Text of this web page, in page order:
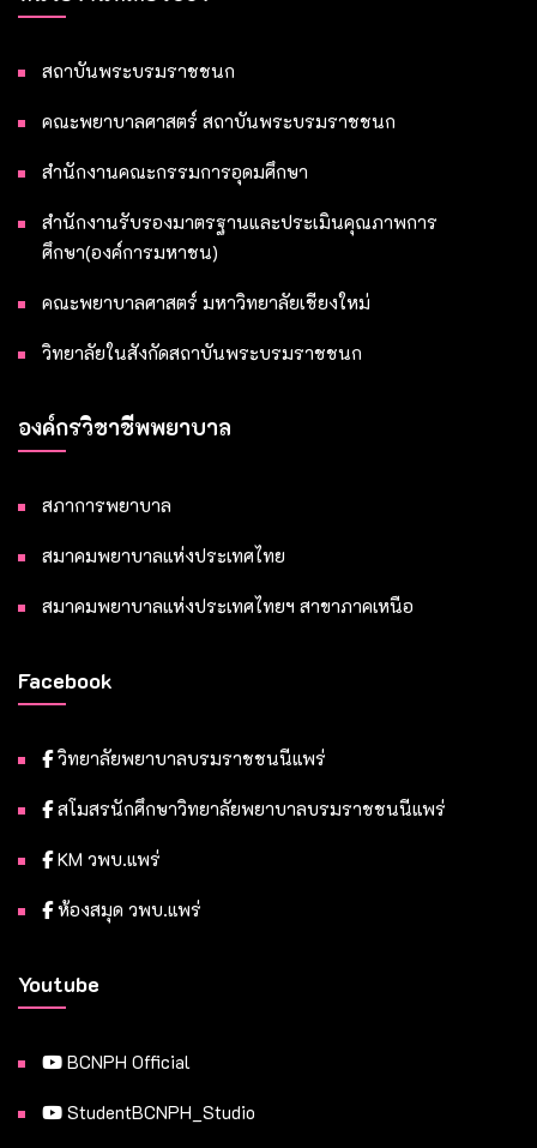
สถาบันพระบรมราชชนก
คณะพยาบาลศาสตร์ สถาบันพระบรมราชชนก
สำนักงานคณะกรรมการอุดมศึกษา
สำนักงานรับรองมาตรฐานและประเมินคุณภาพการ
ศึกษา(องค์การมหาชน)
คณะพยาบาลศาสตร์ มหาวิทยาลัยเชียงใหม่
วิทยาลัยในสังกัดสถาบันพระบรมราชชนก
องค์กรวิชาชีพพยาบาล
สภาการพยาบาล
สมาคมพยาบาลแห่งประเทศไทย
สมาคมพยาบาลแห่งประเทศไทยฯ สาขาภาคเหนือ
Facebook
วิทยาลัยพยาบาลบรมราชชนนีแพร่
สโมสรนักศึกษาวิทยาลัยพยาบาลบรมราชชนนีแพร่
KM วพบ.แพร่
ห้องสมุด วพบ.แพร่
Youtube
BCNPH Official
StudentBCNPH_Studio